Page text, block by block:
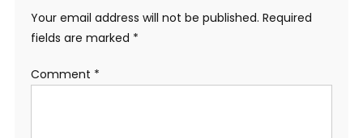
Your email address will not be published. Required
fields are marked *
Comment *